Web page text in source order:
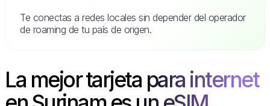
Te conectas a redes locales sin depender del operador
de roaming de tu país de origen.
La mejor tarjeta para internet